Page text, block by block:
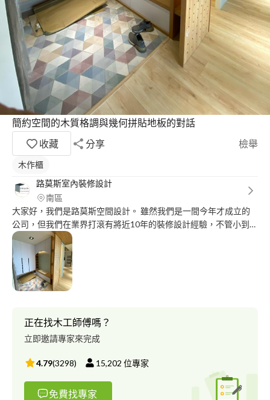
簡約空間的木質格調與幾何拼貼地板的對話
收藏
分享 檢舉
木作櫃
路莫斯室內裝修設計
南區
大家好，我們是路莫斯空間設計。 雖然我們是一間今年才成立的
公司，但我們在業界打滾有將近10年的裝修設計經驗，不管小到局
部翻修，大到全棟老屋翻新我們都有十足的經驗能夠處理，從規劃
設計，到發包施工統籌一條龍服務。 我們的經營理念是誠信至
上，收取合理的監管設計費用，工程不灌水不浮報，實事求是。
把業主的家和預算當成自己的再處理， 我們也擁有室內裝修登記
執照，可以安心交給我們，從提案過程到合約簽訂按部就班執行不
（設計費3000～3500/坪） —細部設計討論修改圖面—圖面完成出
精細預算—簽訂工程合約—施工驗收—一年保固 若有需要我們服務
的業主，不管大小問題我們都非常樂意參與哦！感謝你們
正在找木工師傅嗎？
立即邀請專家來完成
4.79(3298) 15,202 位專家
免費找專家